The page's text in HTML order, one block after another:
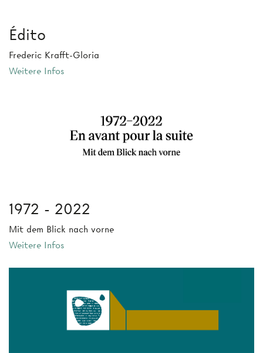
Édito
Frederic Krafft-Gloria
Weitere Infos
1972 - 2022
Mit dem Blick nach vorne
Weitere Infos